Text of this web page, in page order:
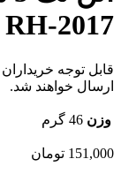
RH-2017
ارسال خواهند شد.
وزن 46 گرم
151,000 تومان